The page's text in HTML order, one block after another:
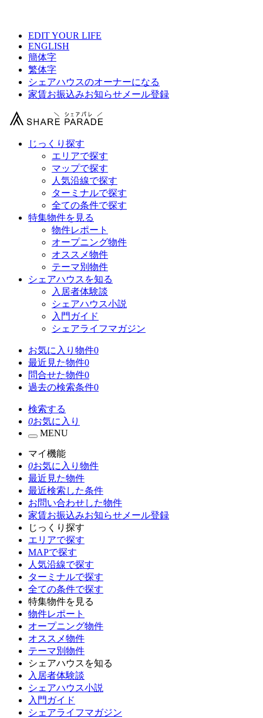
EDIT YOUR LIFE
ENGLISH
簡体字
繁体字
シェアハウスのオーナーになる
家賃お振込みお知らせメール登録
じっくり探す
エリアで探す
マップで探す
人気沿線で探す
ターミナルで探す
全ての条件で探す
特集物件を見る
物件レポート
オープニング物件
オススメ物件
テーマ別物件
シェアハウスを知る
入居者体験談
シェアハウス小説
入門ガイド
シェアライフマガジン
お気に入り物件0
最近見た物件0
問合せた物件0
過去の検索条件0
検索する
0お気に入り
MENU
マイ機能
0お気に入り物件
最近見た物件
最近検索した条件
お問い合わせした物件
家賃お振込みお知らせメール登録
じっくり探す
エリアで探す
MAPで探す
人気沿線で探す
ターミナルで探す
全ての条件で探す
特集物件を見る
物件レポート
オープニング物件
オススメ物件
テーマ別物件
シェアハウスを知る
入居者体験談
シェアハウス小説
入門ガイド
シェアライフマガジン